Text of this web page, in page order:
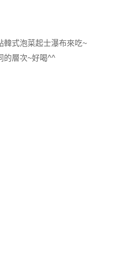
韓式泡菜起士瀑布來吃~
的層次~好喝^^